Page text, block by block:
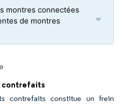
montres connectées
de montres
contrefaits
contrefaits constitue un frein